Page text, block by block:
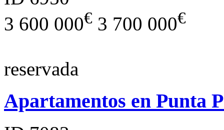
3 600 000€ 3 700 000€
reservada
Apartamentos en Punta